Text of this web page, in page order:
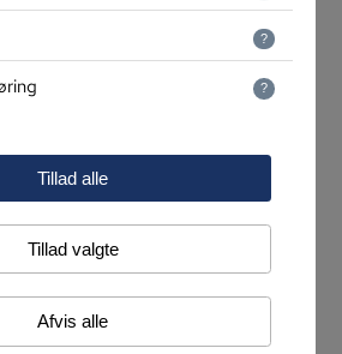
økonomien?
til regnskab, måske har du
Men
Dynamics 365 Business
styr på de helt grundlæggende
du f.eks. arbejder med data,
Det får du i vores
der giver dig en grundig
Afvis alle
Tillad valgte
Tillad alle